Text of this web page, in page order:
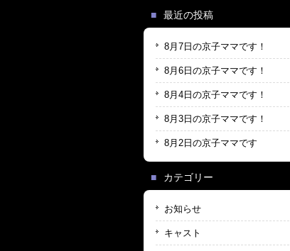
最近の投稿
8月7日の京子ママです！
8月6日の京子ママです！
8月4日の京子ママです！
8月3日の京子ママです！
8月2日の京子ママです
カテゴリー
お知らせ
キャスト